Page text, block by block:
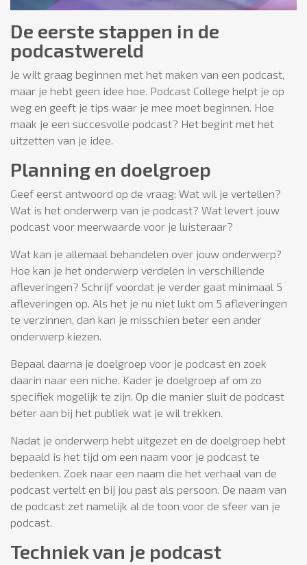
De eerste stappen in de
podcastwereld
Je wilt graag beginnen met het maken van een podcast,
maar je hebt geen idee hoe. Podcast College helpt je op
weg en geeft je tips waar je mee moet beginnen. Hoe
maak je een succesvolle podcast? Het begint met het
uitzetten van je idee.
Planning en doelgroep
Geef eerst antwoord op de vraag: Wat wil je vertellen?
Wat is het onderwerp van je podcast? Wat levert jouw
podcast voor meerwaarde voor je luisteraar?
Wat kan je allemaal behandelen over jouw onderwerp?
Hoe kan je het onderwerp verdelen in verschillende
afleveringen? Schrijf voordat je verder gaat minimaal 5
afleveringen op. Als het je nu niet lukt om 5 afleveringen
te verzinnen, dan kan je misschien beter een ander
onderwerp kiezen.
Bepaal daarna je doelgroep voor je podcast en zoek
daarin naar een niche. Kader je doelgroep af om zo
specifiek mogelijk te zijn. Op die manier sluit de podcast
beter aan bij het publiek wat je wil trekken.
Nadat je onderwerp hebt uitgezet en de doelgroep hebt
bepaald is het tijd om een naam voor je podcast te
bedenken. Zoek naar een naam die het verhaal van de
podcast vertelt en bij jou past als persoon. De naam van
de podcast zet namelijk al de toon voor de sfeer van je
podcast.
Techniek van je podcast